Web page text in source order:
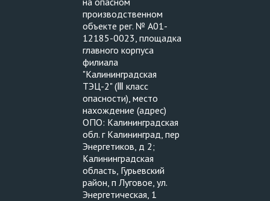
производственном
объекте рег. № А01-
12185-0023, площадка
главного корпуса
филиала
"Калининградская
ТЭЦ-2" (Ⅲ класс
опасности), место
нахождение (адрес)
ОПО: Калининградская
обл. г Калининград, пер
Энергетиков, д 2;
Калининградская
область, Гурьевский
район, п Луговое, ул.
Энергетическая, 1